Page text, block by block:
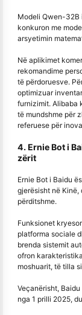
Modeli Qwen-32B
konkuron me
arsyetimin
Në aplikimet
rekomandime
të përdoruesve.
optimizuar
furnizimit. Alibaba
të mundshme për
referuese për
4. Ernie Bot i
zërit
Ernie Bot i Baidu
gjerësisht në
përditshme.
Funksionet
platforma sociale
brenda sistemit
ofron
moshuarit, të tilla
Veçanërisht,
nga 1 prilli 2025,